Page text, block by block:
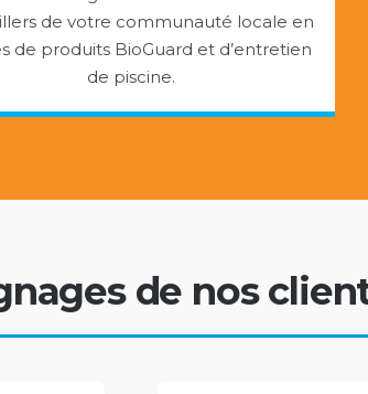
de votre communauté locale en
de produits BioGuard et d’entretien
de piscine.
de nos